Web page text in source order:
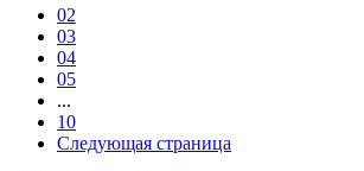
02
03
04
05
...
10
Следующая страница